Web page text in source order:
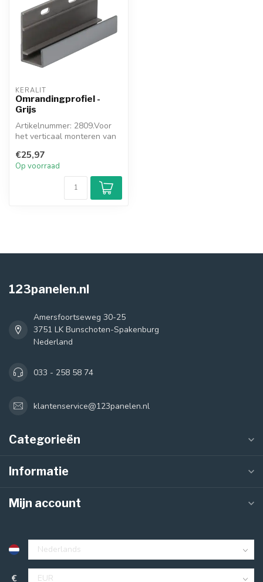
KERALIT
Omrandingprofiel -
Grijs
Artikelnummer: 2809.Voor
het verticaal monteren van
ondera...
€25,97
Op voorraad
123panelen.nl
Amersfoortseweg 30-25
3751 LK Bunschoten-Spakenburg
Nederland
033 - 258 58 74
klantenservice@123panelen.nl
Categorieën
Informatie
Mijn account
€